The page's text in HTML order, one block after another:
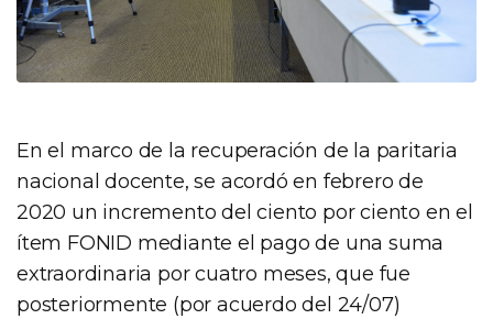
En el marco de la recuperación de la paritaria
nacional docente, se acordó en febrero de
2020 un incremento del ciento por ciento en el
ítem FONID mediante el pago de una suma
extraordinaria por cuatro meses, que fue
posteriormente (por acuerdo del 24/07)